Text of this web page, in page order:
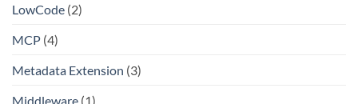
LowCode (2)
MCP (4)
Metadata Extension (3)
Middleware (1)